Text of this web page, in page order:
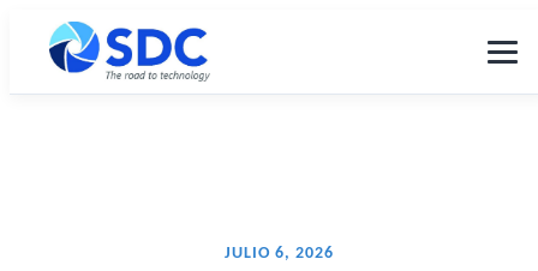
JULIO 6, 2026